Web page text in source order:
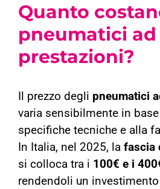
Quanto
pneumatici ad
prestazioni?
Il prezzo degli pneumatici
varia sensibilmente in
specifiche tecniche e alla
In Italia, nel 2025, la fascia
si colloca tra i 100€ e i
rendendoli un